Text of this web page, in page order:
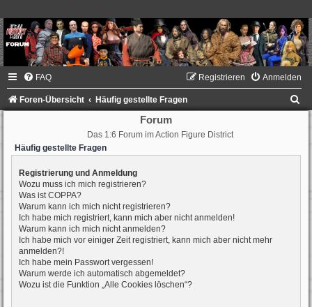
FAQ Anmelden
Registrieren
Foren-Übersicht Häufig gestellte Fragen
Forum
Das 1:6 Forum im Action Figure District
Häufig gestellte Fragen
Registrierung und Anmeldung
Wozu muss ich mich registrieren?
Was ist COPPA?
Warum kann ich mich nicht registrieren?
Ich habe mich registriert, kann mich aber nicht anmelden!
Warum kann ich mich nicht anmelden?
Ich habe mich vor einiger Zeit registriert, kann mich aber nicht mehr
anmelden?!
Ich habe mein Passwort vergessen!
Warum werde ich automatisch abgemeldet?
Wozu ist die Funktion „Alle Cookies löschen“?